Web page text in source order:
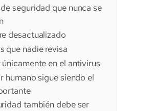
seguridad que nunca se
desactualizado
que nadie revisa
en el antivirus
humano sigue siendo el
también debe ser